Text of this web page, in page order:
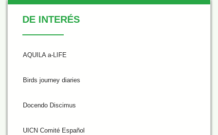
De Interés
DE INTERÉS
AQUILA a-LIFE
Birds journey diaries
Docendo Discimus
UICN Comité Español